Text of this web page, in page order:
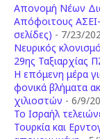
Απονομή Νέων
Απόφοιτους
σελίδες) - 7/23/
Νευρικός
29ης Ταξιαρχίας
Η επόμενη μέρα
φονικά βλήματα
χιλιοστών - 6/9/
Το Ισραήλ
Τουρκία και